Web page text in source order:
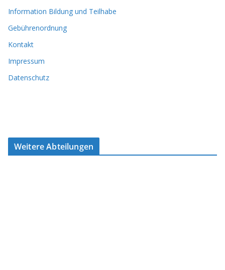
Information Bildung und Teilhabe
Gebührenordnung
Kontakt
Impressum
Datenschutz
Weitere Abteilungen